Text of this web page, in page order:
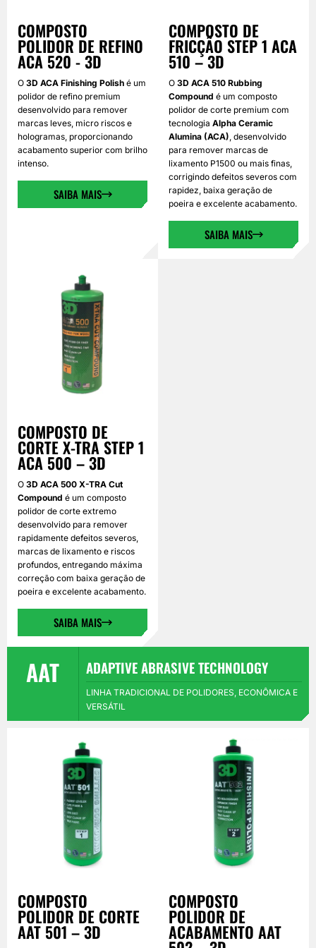
COMPOSTO
POLIDOR DE REFINO
ACA 520 - 3D
O 3D ACA Finishing Polish é um
polidor de refino premium
desenvolvido para remover
marcas leves, micro riscos e
hologramas, proporcionando
acabamento superior com brilho
intenso.
SAIBA MAIS
COMPOSTO DE
FRICÇÃO STEP 1 ACA
510 – 3D
O 3D ACA 510 Rubbing
Compound é um composto
polidor de corte premium com
tecnologia Alpha Ceramic
Alumina (ACA) , desenvolvido
para remover marcas de
lixamento P1500 ou mais finas,
corrigindo defeitos severos com
rapidez, baixa geração de
poeira e excelente acabamento.
SAIBA MAIS
COMPOSTO DE
CORTE X-TRA STEP 1
ACA 500 – 3D
O 3D ACA 500 X-TRA Cut
Compound é um composto
polidor de corte extremo
desenvolvido para remover
rapidamente defeitos severos,
marcas de lixamento e riscos
profundos, entregando máxima
correção com baixa geração de
poeira e excelente acabamento.
SAIBA MAIS
AAT ADAPTIVE ABRASIVE TECHNOLOGY
LINHA TRADICIONAL DE POLIDORES, ECONÔMICA E
VERSÁTIL
COMPOSTO
POLIDOR DE CORTE
AAT 501 – 3D
COMPOSTO
POLIDOR DE
ACABAMENTO AAT